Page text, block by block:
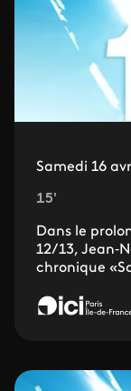
Samedi 16
15'
Dans le
12/13,
chronique